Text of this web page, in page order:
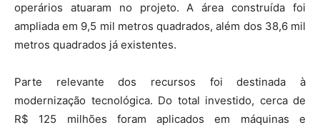
operários atuaram no projeto. A área construída foi
ampliada em 9,5 mil metros quadrados, além dos 38,6 mil
metros quadrados já existentes.
Parte relevante dos recursos foi destinada à
modernização tecnológica. Do total investido, cerca de
R$ 125 milhões foram aplicados em máquinas e